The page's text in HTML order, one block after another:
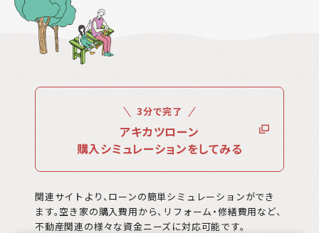
3分で完了
アキカツローン
購入シミュレーションをしてみる
関連サイトより、ローンの簡単シミュレーションができ
ます。空き家の購入費用から、リフォーム・修繕費用など、
不動産関連の様々な資金ニーズに対応可能です。